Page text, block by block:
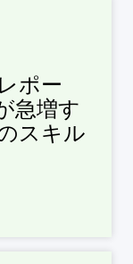
ポー
急増す
スキル